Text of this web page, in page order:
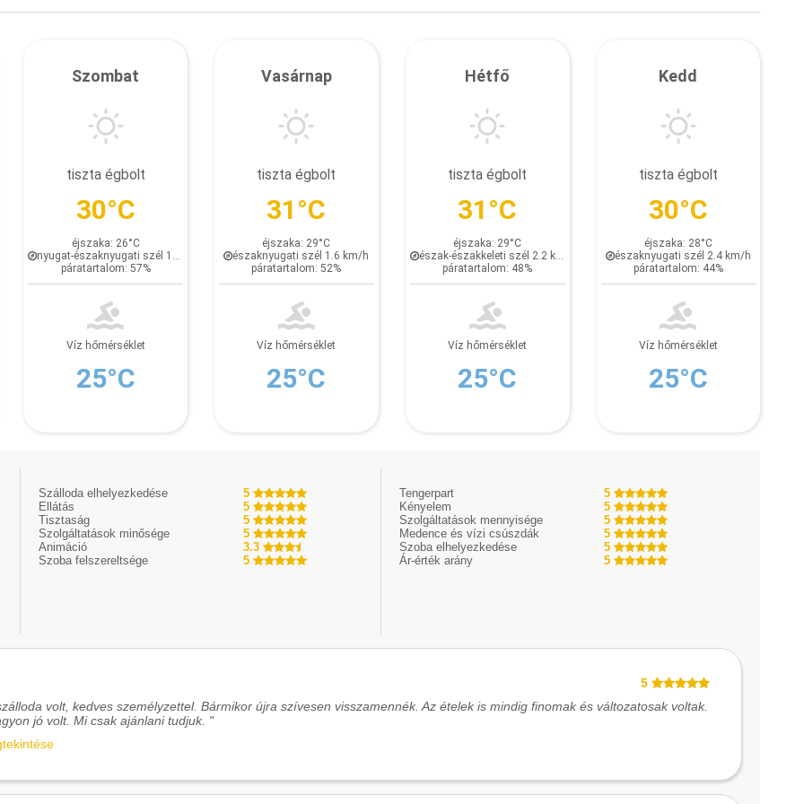
Szombat
tiszta égbolt
30°C
éjszaka: 26°C
nyugat-északnyugati szél 1.5 km/h
páratartalom: 57%
Víz hőmérséklet
25°C
Vasárnap
tiszta égbolt
31°C
éjszaka: 29°C
északnyugati szél 1.6 km/h
páratartalom: 52%
Víz hőmérséklet
25°C
Hétfő
tiszta égbolt
31°C
éjszaka: 29°C
észak-északkeleti szél 2.2 km/h
páratartalom: 48%
Víz hőmérséklet
25°C
Kedd
tiszta égbolt
30°C
éjszaka: 28°C
északnyugati szél 2.4 km/h
páratartalom: 44%
Víz hőmérséklet
25°C
Szálloda elhelyezkedése
5
Ellátás
5
Tisztaság
5
Szolgáltatások minősége
5
Animáció
3.3
Szoba felszereltsége
5
Tengerpart
5
Kényelem
5
Szolgáltatások mennyisége
5
Medence és vízi csúszdák
5
Szoba elhelyezkedése
5
Ár-érték arány
5
5
volt, kedves személyzettel. Bármikor újra szívesen visszamennék. Az ételek is mindig finomak és változatosak voltak.
jó volt. Mi csak ajánlani tudjuk. "